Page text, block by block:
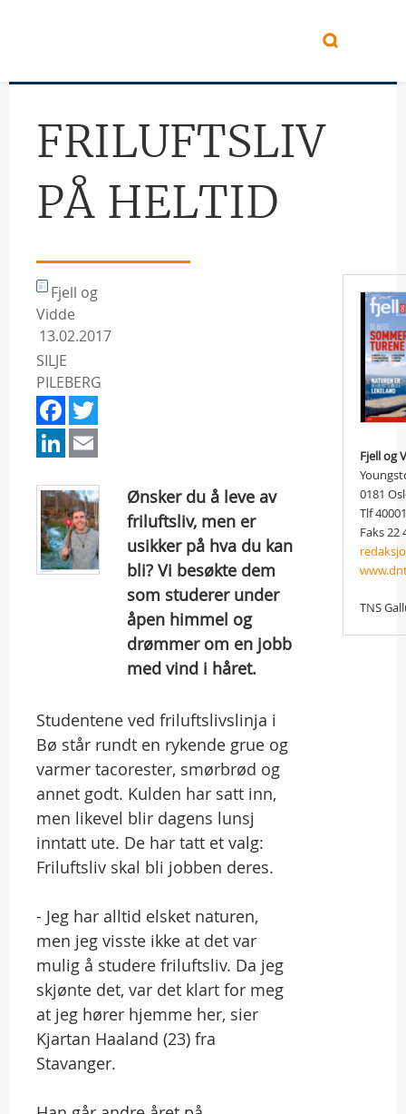
FRILUFTSLIV
PÅ HELTID
Fjell og
Vidde
13.02.2017
SILJE
PILEBERG
Facebook
LinkedIn
Ønsker du å leve av
friluftsliv, men er
usikker på hva du kan
bli? Vi besøkte dem
som studerer under
åpen himmel og
drømmer om en jobb
med vind i håret.
Studentene ved friluftslivslinja i
Bø står rundt en rykende grue og
varmer tacorester, smørbrød og
annet godt. Kulden har satt inn,
men likevel blir dagens lunsj
inntatt ute. De har tatt et valg:
Friluftsliv skal bli jobben deres.
- Jeg har alltid elsket naturen,
men jeg visste ikke at det var
mulig å studere friluftsliv. Da jeg
skjønte det, var det klart for meg
at jeg hører hjemme her, sier
Kjartan Haaland (23) fra
Stavanger.
Fjell og
0181
Tlf
Faks 22
TNS